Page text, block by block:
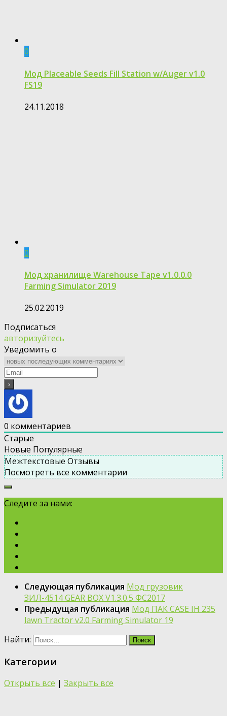
0
Мод Placeable Seeds Fill Station w/Auger v1.0
FS19
24.11.2018
0
Moд хранилище Warehouse Tape v1.0.0.0
Farming Simulator 2019
25.02.2019
Подписаться
авторизуйтесь
Уведомить о
0 комментариев
Старые
Новые Популярные
Межтекстовые Отзывы
Посмотреть все комментарии
Следите за нами:
Следующая публикация Мод грузовик
ЗИЛ-4514 GEAR BOX V1.3.0.5 ФС2017
Предыдущая публикация Мод ПАК CASE IH 235
lawn Tractor v2.0 Farming Simulator 19
Найти:
Категории
Открыть все | Закрыть все